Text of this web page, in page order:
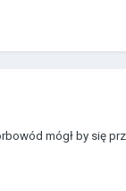
mógł by się